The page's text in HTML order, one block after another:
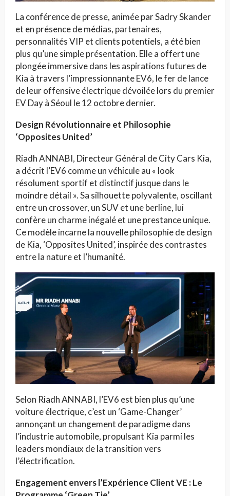
La conférence de presse, animée par Sadry Skander
et en présence de médias, partenaires,
personnalités VIP et clients potentiels, a été bien
plus qu’une simple présentation. Elle a offert une
plongée immersive dans les aspirations futures de
Kia à travers l’impressionnante EV6, le fer de lance
de leur offensive électrique dévoilée lors du premier
EV Day à Séoul le 12 octobre dernier.
Design Révolutionnaire et Philosophie
‘Opposites United’
Riadh ANNABI, Directeur Général de City Cars Kia,
a décrit l’EV6 comme un véhicule au « look
résolument sportif et distinctif jusque dans le
moindre détail ». Sa silhouette polyvalente, oscillant
entre un crossover, un SUV et une berline, lui
confère un charme inégalé et une prestance unique.
Ce modèle incarne la nouvelle philosophie de design
de Kia, ‘Opposites United’, inspirée des contrastes
entre la nature et l’humanité.
Selon Riadh ANNABI, l’EV6 est bien plus qu’une
voiture électrique, c’est un ‘Game-Changer’
annonçant un changement de paradigme dans
l’industrie automobile, propulsant Kia parmi les
leaders mondiaux de la transition vers
l’électrification.
Engagement envers l’Expérience Client VE : Le